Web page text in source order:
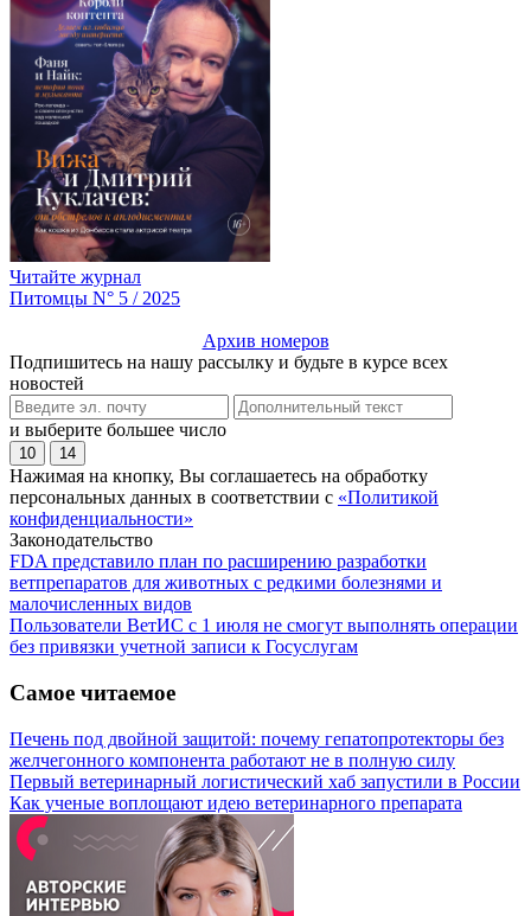
Читайте журнал
Питомцы N° 5 / 2025
Архив номеров
Подпишитесь на нашу рассылку и будьте в курсе всех
новостей
и выберите большее число
10 14
Нажимая на кнопку, Вы соглашаетесь на обработку
персональных данных в соответствии с «Политикой
конфиденциальности»
Законодательство
FDA представило план по расширению разработки
ветпрепаратов для животных с редкими болезнями и
малочисленных видов
Пользователи ВетИС с 1 июля не смогут выполнять операции
без привязки учетной записи к Госуслугам
Самое читаемое
Печень под двойной защитой: почему гепатопротекторы без
желчегонного компонента работают не в полную силу
Первый ветеринарный логистический хаб запустили в России
Как ученые воплощают идею ветеринарного препарата